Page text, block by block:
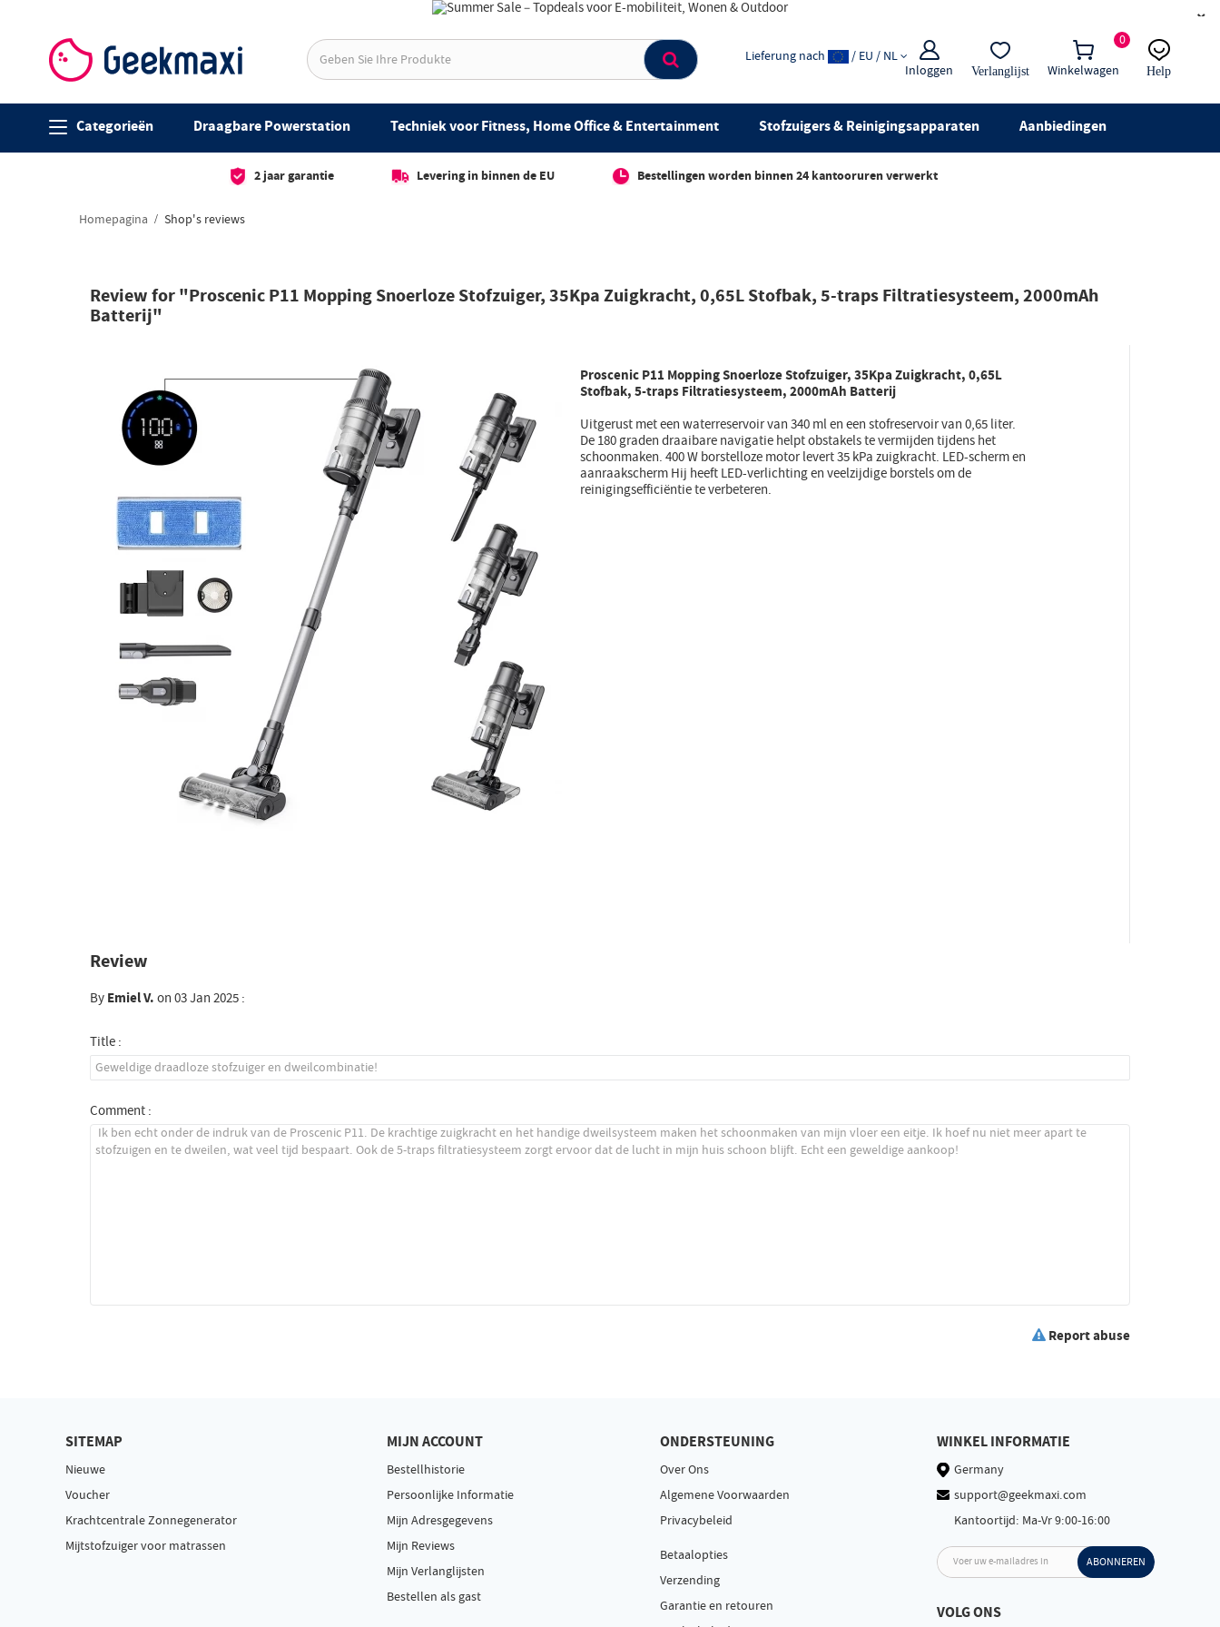
×
0
Winkelwagen
Inloggen Verlanglijst
Lieferung nach / EU / NL
Help
Live chat
Categorieën Draagbare Powerstation Techniek voor Fitness, Home Office & Entertainment Stofzuigers & Reinigingsapparaten Aanbiedingen
2 jaar garantie Levering in binnen de EU Bestellingen worden binnen 24 kantooruren verwerkt
Homepagina Shop's reviews
Review for "Proscenic P11 Mopping Snoerloze Stofzuiger, 35Kpa Zuigkracht, 0,65L Stofbak, 5-traps Filtratiesysteem, 2000mAh
Batterij"
Proscenic P11 Mopping Snoerloze Stofzuiger, 35Kpa Zuigkracht, 0,65L
Stofbak, 5-traps Filtratiesysteem, 2000mAh Batterij
Uitgerust met een waterreservoir van 340 ml en een stofreservoir van 0,65 liter.
De 180 graden draaibare navigatie helpt obstakels te vermijden tijdens het
schoonmaken. 400 W borstelloze motor levert 35 kPa zuigkracht. LED-scherm en
aanraakscherm Hij heeft LED-verlichting en veelzijdige borstels om de
reinigingsefficiëntie te verbeteren.
Review
ByEmiel V.on 03 Jan 2025 :
Title :
Comment :
Report abuse
SITEMAP
Nieuwe
Voucher
Krachtcentrale Zonnegenerator
Mijtstofzuiger voor matrassen
MIJN ACCOUNT
Bestellhistorie
Persoonlijke Informatie
Mijn Adresgegevens
Mijn Reviews
Mijn Verlanglijsten
Bestellen als gast
ONDERSTEUNING
Over Ons
Algemene Voorwaarden
Privacybeleid
Betaalopties
Verzending
Garantie en retouren
WINKEL INFORMATIE
Germany
support@geekmaxi.com
Kantoortijd: Ma-Vr 9:00-16:00
Voer uw e-mailadres in ABONNEREN
VOLG ONS